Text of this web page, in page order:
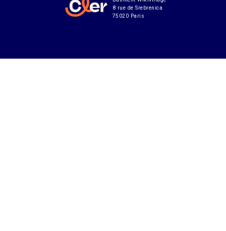
8 rue de Srebrenica
75020 Paris